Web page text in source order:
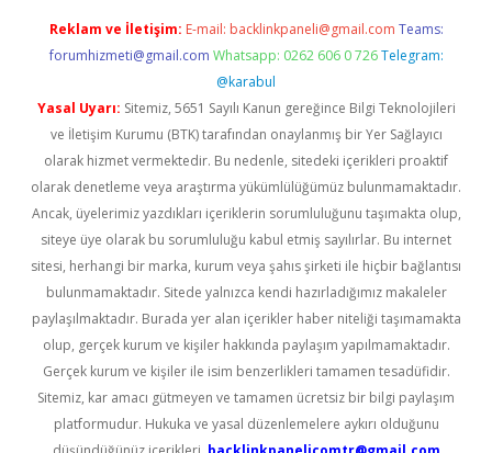
Reklam ve İletişim: E-mail: backlinkpaneli@gmail.com Teams:
forumhizmeti@gmail.com Whatsapp: 0262 606 0 726 Telegram:
@karabul
Yasal Uyarı: Sitemiz, 5651 Sayılı Kanun gereğince Bilgi Teknolojileri
ve İletişim Kurumu (BTK) tarafından onaylanmış bir Yer Sağlayıcı
olarak hizmet vermektedir. Bu nedenle, sitedeki içerikleri proaktif
olarak denetleme veya araştırma yükümlülüğümüz bulunmamaktadır.
Ancak, üyelerimiz yazdıkları içeriklerin sorumluluğunu taşımakta olup,
siteye üye olarak bu sorumluluğu kabul etmiş sayılırlar. Bu internet
sitesi, herhangi bir marka, kurum veya şahıs şirketi ile hiçbir bağlantısı
bulunmamaktadır. Sitede yalnızca kendi hazırladığımız makaleler
paylaşılmaktadır. Burada yer alan içerikler haber niteliği taşımamakta
olup, gerçek kurum ve kişiler hakkında paylaşım yapılmamaktadır.
Gerçek kurum ve kişiler ile isim benzerlikleri tamamen tesadüfidir.
Sitemiz, kar amacı gütmeyen ve tamamen ücretsiz bir bilgi paylaşım
platformudur. Hukuka ve yasal düzenlemelere aykırı olduğunu